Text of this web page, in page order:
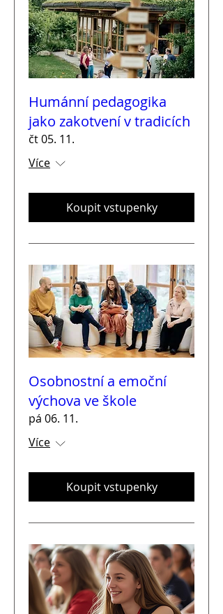
Humánní pedagogika
jako zakotvení v tradicích
čt 05. 11.
Více
Koupit vstupenky
Osobnostní a emoční
výchova ve škole
pá 06. 11.
Více
Koupit vstupenky